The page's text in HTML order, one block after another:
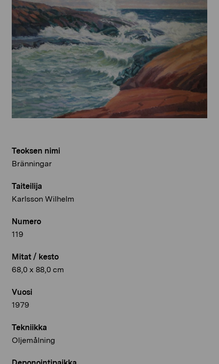
Teoksen nimi
Bränningar
Taiteilija
Karlsson Wilhelm
Numero
119
Mitat / kesto
68,0 x 88,0 cm
Vuosi
1979
Tekniikka
Oljemålning